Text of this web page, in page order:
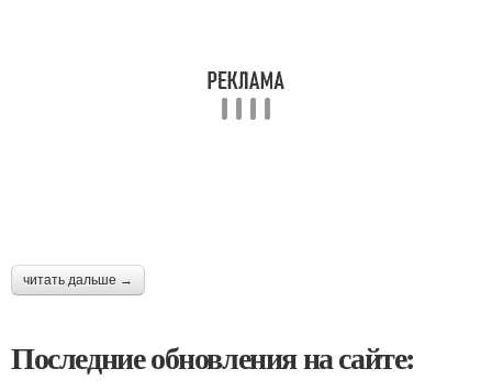
читать дальше →
Последние обновления на сайте: